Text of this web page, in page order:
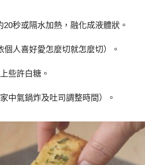
秒或隔水加熱，融化成液體狀。
人喜好愛怎麼切就怎麼切）。
些許白糖。
中氣鍋炸及吐司調整時間）。